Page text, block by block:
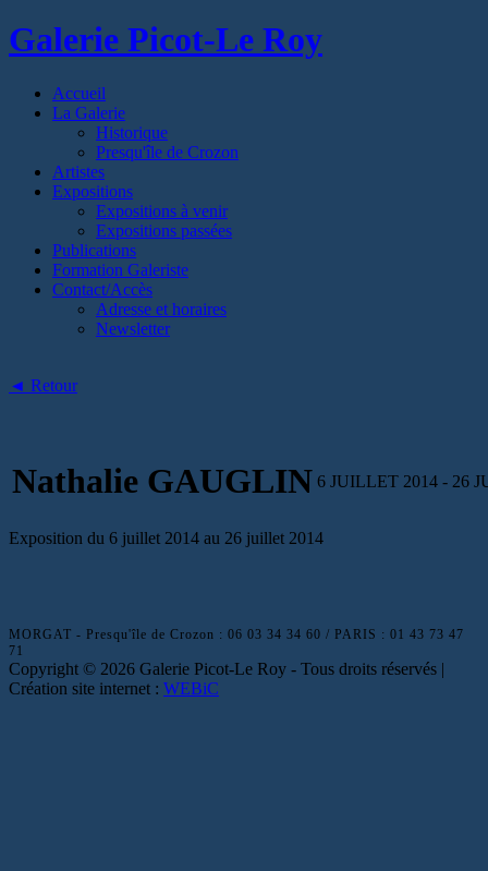
Galerie Picot-Le Roy
Accueil
La Galerie
Historique
Presqu'île de Crozon
Artistes
Expositions
Expositions à venir
Expositions passées
Publications
Formation Galeriste
Contact/Accès
Adresse et horaires
Newsletter
◄ Retour
Nathalie GAUGLIN 6 JUILLET 2014 - 26
Exposition du 6 juillet 2014 au 26 juillet 2014
MORGAT - Presqu'île de Crozon : 06 03 34 34 60 / PARIS : 01 43 73 47
71
Copyright © 2026 Galerie Picot-Le Roy - Tous droits réservés |
Création site internet : WEBiC